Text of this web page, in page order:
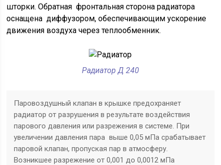
шторки. Обратная фронтальная сторона радиатора
оснащена диффузором, обеспечивающим ускорение
движения воздуха через теплообменник.
Радиатор Д 240
Паровоздушный клапан в крышке предохраняет
радиатор от разрушения в результате воздействия
парового давления или разрежения в системе. При
увеличении давления пара выше 0,05 мПа срабатывает
паровой клапан, пропуская пар в атмосферу.
Возникшее разрежение от 0,001 до 0,0012 мПа